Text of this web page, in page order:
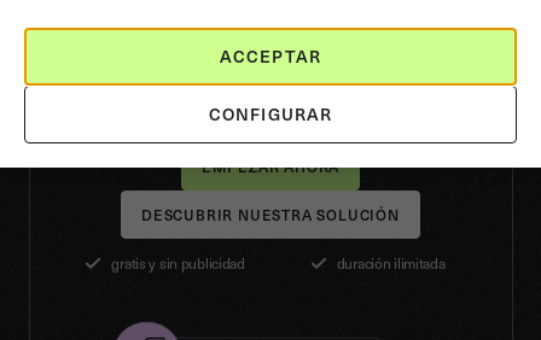
invitaciones para firmar al mes
DESCUBRIR NUESTRA SOLUCIÓN
gratis y sin publicidad duración ilimitada
CONFIGURAR
ACCEPTAR